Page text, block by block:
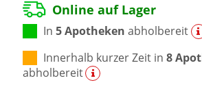
Online auf Lager
In5 Apotheken abholbereit
Innerhalb kurzer Zeit in8
abholbereit